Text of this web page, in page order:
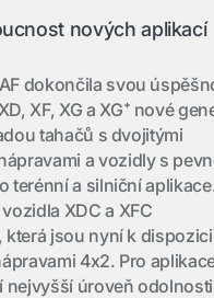
nových aplikací
dokončila svou
XF, XG a XG⁺ nové
tahačů s dvojitými
a vozidly s
terénní a silniční
XDC a XFC
jsou nyní k
4x2. Pro
nejvyšší úroveň